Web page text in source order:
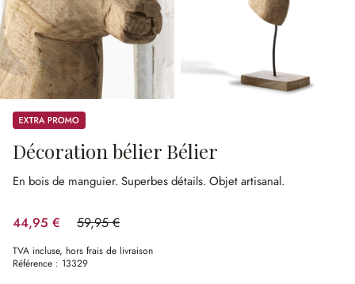
Promos
Décoration bélier Bélier
En bois de manguier. Superbes détails. Objet artisanal.
44,95 € 59,95 €
(25.02%spared)
TVA incluse, hors frais de livraison
Référence : 13329